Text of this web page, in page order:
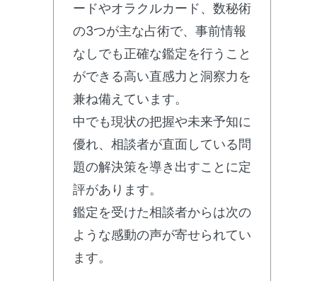
ードやオラクルカード、数秘術
の3つが主な占術で、事前情報
なしでも正確な鑑定を行うこと
ができる高い直感力と洞察力を
兼ね備えています。
中でも現状の把握や未来予知に
優れ、相談者が直面している問
題の解決策を導き出すことに定
評があります。
鑑定を受けた相談者からは次の
ような感動の声が寄せられてい
ます。